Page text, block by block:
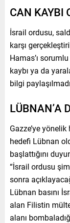
CAN KAYBI
İsrail ordusu,
karşı
Hamas’ı
kaybı ya da
bilgi
LÜBNAN’A
Gazze’ye yönelik
hedefi Lübnan
başlattığını
“İsrail ordusu
sonra
Lübnan basını
alan Filistin
alanı